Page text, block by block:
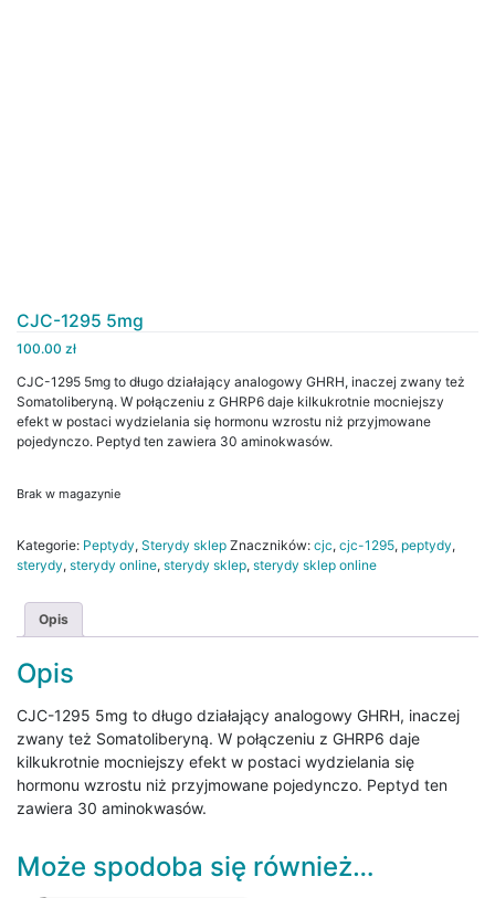
CJC-1295 5mg
100.00 zł
CJC-1295 5mg to długo działający analogowy GHRH, inaczej zwany też
Somatoliberyną. W połączeniu z GHRP6 daje kilkukrotnie mocniejszy
efekt w postaci wydzielania się hormonu wzrostu niż przyjmowane
pojedynczo. Peptyd ten zawiera 30 aminokwasów.
Brak w magazynie
Kategorie: Peptydy, Sterydy sklep Znaczników: cjc, cjc-1295, peptydy,
sterydy, sterydy online, sterydy sklep, sterydy sklep online
Opis
Opis
CJC-1295 5mg to długo działający analogowy GHRH, inaczej
zwany też Somatoliberyną. W połączeniu z GHRP6 daje
kilkukrotnie mocniejszy efekt w postaci wydzielania się
hormonu wzrostu niż przyjmowane pojedynczo. Peptyd ten
zawiera 30 aminokwasów.
Może spodoba się również…